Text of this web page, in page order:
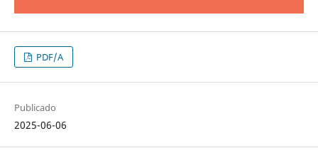
PDF/A
Publicado
2025-06-06